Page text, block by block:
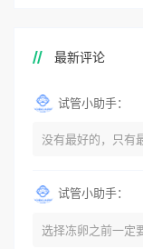
最新评论
试管小助手：
没有最好的，只有
试管小助手：
选择冻卵之前一定